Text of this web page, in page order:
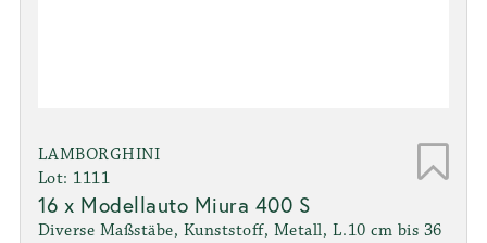
LAMBORGHINI
Lot: 1111
16 x Modellauto Miura 400 S
Diverse Maßstäbe, Kunststoff, Metall, L.10 cm bis 36